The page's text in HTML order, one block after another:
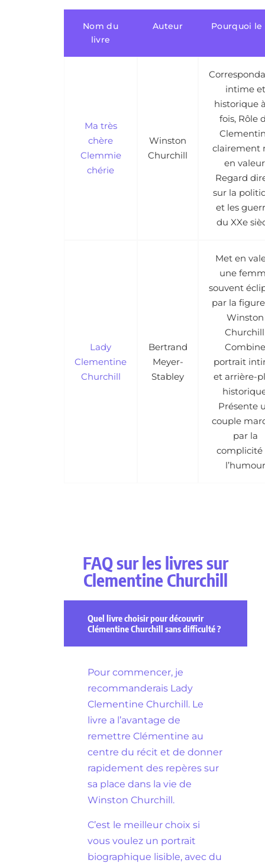
Nom du
livre
Auteur Pourquoi le
Ma très
chère
Clemmie
chérie
Winston
Churchill
intime et
historique
fois, Rôle
clairement
en
Regard
sur la
et les
du XXe
Lady
Clementine
Churchill
Bertrand
Meyer-
Stabley
Met en
une
souvent
par la
Winston
Combine
portrait
et arrière-
Présente
couple
par la
complicité
l’humour
FAQ sur les livres sur
Clementine Churchill
Quel livre choisir pour découvrir
Clémentine Churchill sans difficulté ?
Pour commencer, je
recommanderais Lady
Clementine Churchill. Le
livre a l’avantage de
remettre Clémentine au
centre du récit et de donner
rapidement des repères sur
sa place dans la vie de
Winston Churchill.
C’est le meilleur choix si
vous voulez un portrait
biographique lisible, avec du